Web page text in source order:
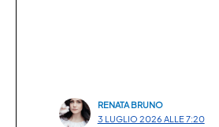
RENATA BRUNO
3 LUGLIO 2026 ALLE 7:20